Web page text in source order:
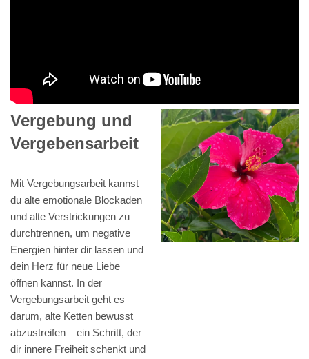
Vergebung und
Vergebensarbeit
Mit Vergebungsarbeit kannst
du alte emotionale Blockaden
und alte Verstrickungen zu
durchtrennen, um negative
Energien hinter dir lassen und
dein Herz für neue Liebe
öffnen kannst. In der
Vergebungsarbeit geht es
darum, alte Ketten bewusst
abzustreifen – ein Schritt, der
dir innere Freiheit schenkt und